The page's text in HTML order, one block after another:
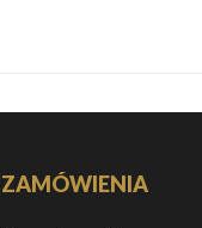
ZAMÓWIENIA